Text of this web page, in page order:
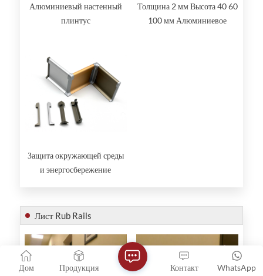
Алюминиевый настенный
плинтус
Толщина 2 мм Высота 40 60
100 мм Алюминиевое
Защита окружающей среды
и энергосбережение
настенного основания
Лист Rub Rails
Дом Продукция WhatsApp
Контакт